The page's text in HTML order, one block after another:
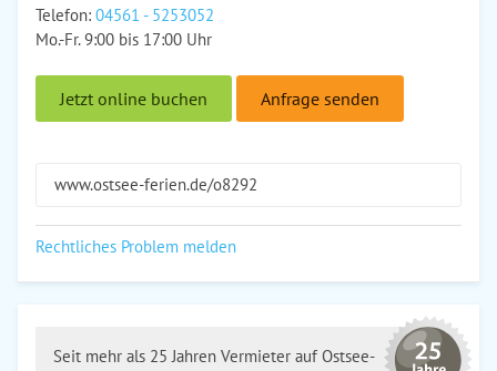
Telefon: 04561 - 5253052
Mo.-Fr. 9:00 bis 17:00 Uhr
Jetzt online buchen Anfrage senden
www.ostsee-ferien.de/o8292
Rechtliches Problem melden
Seit mehr als 25 Jahren Vermieter auf Ostsee-